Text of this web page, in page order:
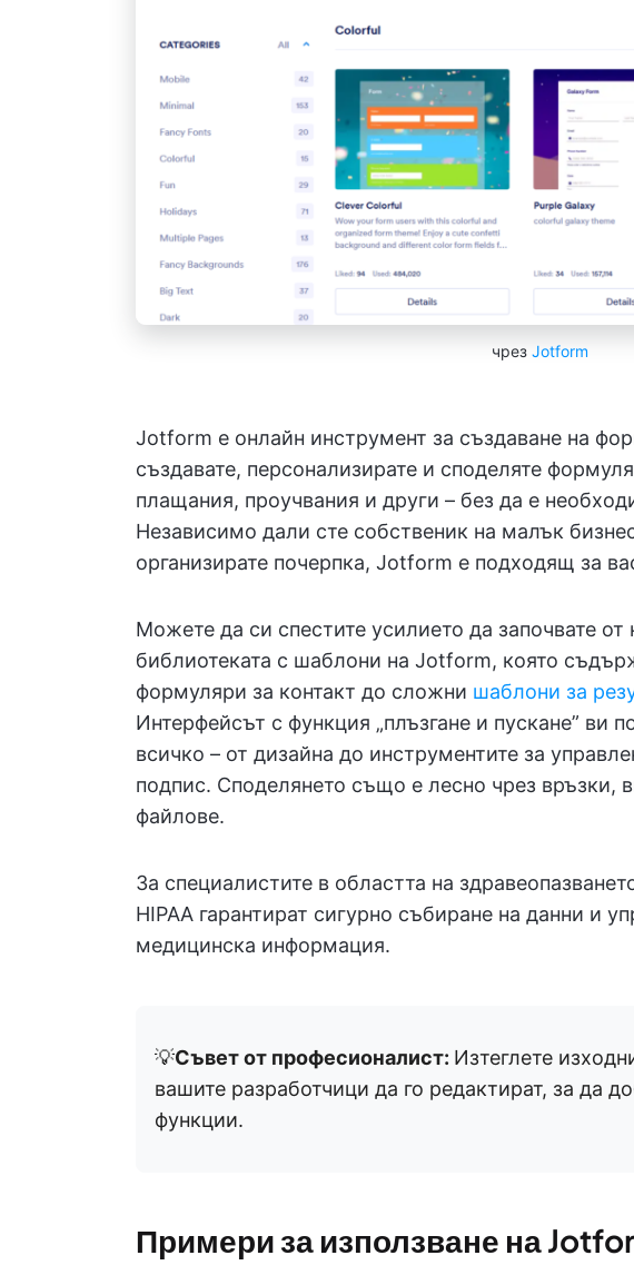
чрез Jotform
Jotform е онлайн инструмент за създаване на
създавате, персонализирате и споделяте
плащания, проучвания и други – без да е
Независимо дали сте собственик на малък
организирате почерпка, Jotform е подходящ за
Можете да си спестите усилието да започвате от
библиотеката с шаблони на Jotform, която
формуляри за контакт до сложни шаблони за
Интерфейсът с функция „плъзгане и пускане” ви
всичко – от дизайна до инструментите за
подпис. Споделянето също е лесно чрез връзки,
файлове.
За специалистите в областта на
HIPAA гарантират сигурно събиране на данни и
медицинска информация.
💡Съвет от професионалист: Изтеглете
вашите разработчици да го редактират, за да
функции.
Примери за използване на